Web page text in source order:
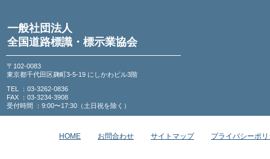
一般社団法人
全国道路標識・標示業協会
〒102-0083
東京都千代田区麹町3-5-19 にしかわビル3階
TEL ：03-3262-0836
FAX ：03-3234-3908
受付時間 ：9:00〜17:30（土日祝を除く）
HOME お問合わせ サイトマップ プライバシーポ